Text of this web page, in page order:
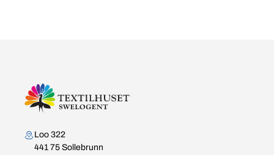
Kontakta oss
Loo 322
441 75 Sollebrunn